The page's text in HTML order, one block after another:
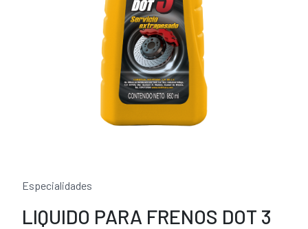
Especialidades
LIQUIDO PARA FRENOS DOT 3